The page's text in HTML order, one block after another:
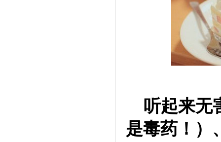
听起来无
是毒药！）